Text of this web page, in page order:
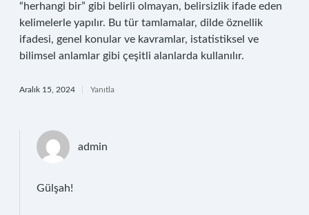
“herhangi bir” gibi belirli olmayan, belirsizlik ifade eden
kelimelerle yapılır. Bu tür tamlamalar, dilde öznellik
ifadesi, genel konular ve kavramlar, istatistiksel ve
bilimsel anlamlar gibi çeşitli alanlarda kullanılır.
Aralık 15, 2024 Yanıtla
admin
Gülşah!